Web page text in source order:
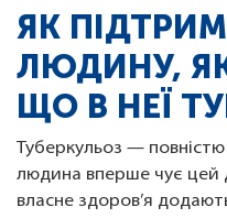
ЯК
ЛЮДИНУ,
ЩО В НЕЇ
Туберкульоз —
людина вперше чує цей
власне здоров’я